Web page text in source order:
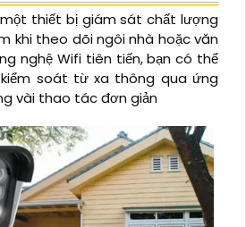
một thiết bị giám sát chất lượng
khi theo dõi ngôi nhà hoặc văn
nghệ Wifi tiên tiến, bạn có thể
soát từ xa thông qua ứng
vài thao tác đơn giản